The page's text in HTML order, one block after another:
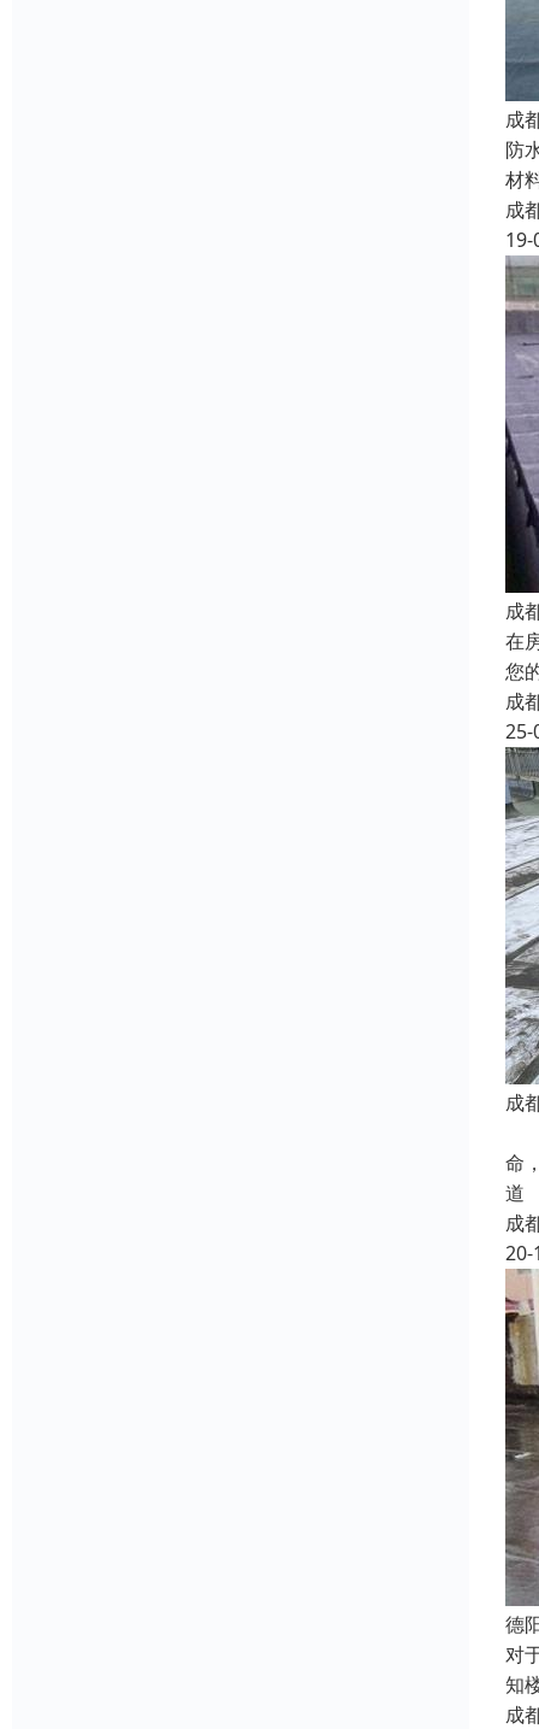
成
防
材
成
19-
成
在
您
成
25-
成
命
道
成
20-
德
对
知
成